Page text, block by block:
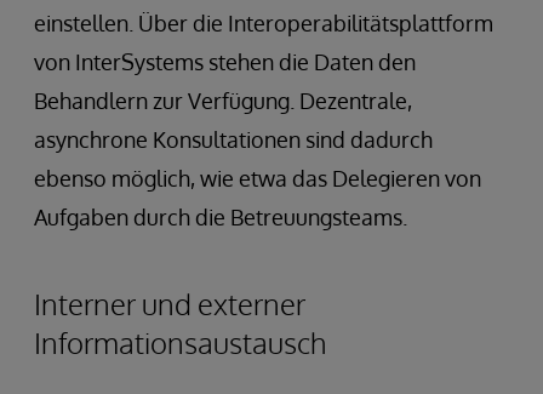
einstellen. Über die Interoperabilitätsplattform
von InterSystems stehen die Daten den
Behandlern zur Verfügung. Dezentrale,
asynchrone Konsultationen sind dadurch
ebenso möglich, wie etwa das Delegieren von
Aufgaben durch die Betreuungsteams.
Interner und externer
Informationsaustausch